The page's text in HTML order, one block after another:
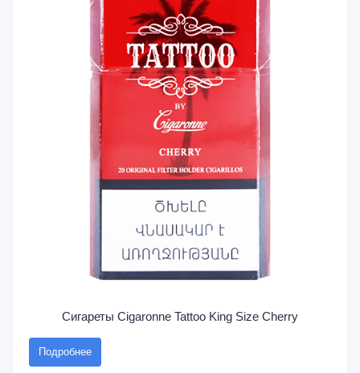
Сигареты Cigaronne Tattoo King Size Cherry
Подробнее